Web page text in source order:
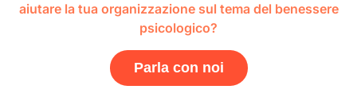
aiutare la tua organizzazione sul tema del benessere
psicologico?
Parla con noi